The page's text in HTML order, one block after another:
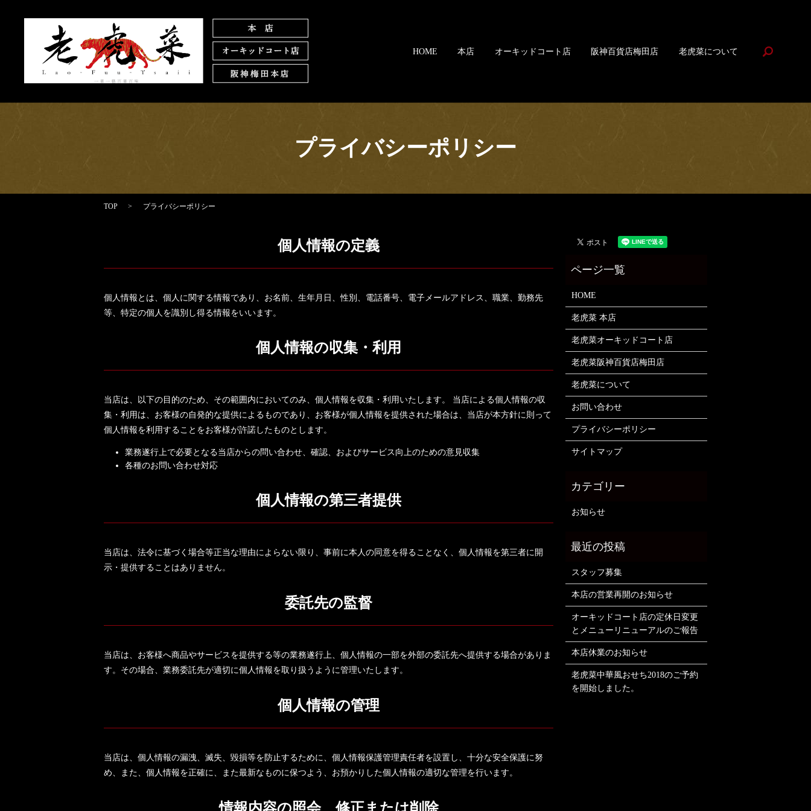
HOME 本店 オーキッドコート店 阪神百貨店梅田店 老虎菜について
プライバシーポリシー
TOP プライバシーポリシー
個人情報の定義
個人情報とは、個人に関する情報であり、お名前、生年月日、性別、電話番号、電子メールアドレス、職業、勤務先
等、特定の個人を識別し得る情報をいいます。
個人情報の収集・利用
当店は、以下の目的のため、その範囲内においてのみ、個人情報を収集・利用いたします。 当店による個人情報の収
集・利用は、お客様の自発的な提供によるものであり、お客様が個人情報を提供された場合は、当店が本方針に則って
個人情報を利用することをお客様が許諾したものとします。
業務遂行上で必要となる当店からの問い合わせ、確認、およびサービス向上のための意見収集
各種のお問い合わせ対応
個人情報の第三者提供
当店は、法令に基づく場合等正当な理由によらない限り、事前に本人の同意を得ることなく、個人情報を第三者に開
示・提供することはありません。
委託先の監督
当店は、お客様へ商品やサービスを提供する等の業務遂行上、個人情報の一部を外部の委託先へ提供する場合がありま
す。その場合、業務委託先が適切に個人情報を取り扱うように管理いたします。
個人情報の管理
当店は、個人情報の漏洩、滅失、毀損等を防止するために、個人情報保護管理責任者を設置し、十分な安全保護に努
め、また、個人情報を正確に、また最新なものに保つよう、お預かりした個人情報の適切な管理を行います。
情報内容の照会、修正または削除
HOME
老虎菜 本店
老虎菜オーキッドコート店
老虎菜阪神百貨店梅田店
老虎菜について
お問い合わせ
プライバシーポリシー
サイトマップ
お知らせ
スタッフ募集
本店の営業再開のお知らせ
オーキッドコート店の定休日変更
とメニューリニューアルのご報告
本店休業のお知らせ
老虎菜中華風おせち2018のご予約
を開始しました。